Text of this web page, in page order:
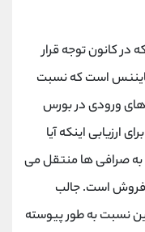
در کانون توجه قرار
است که نسبت
های ورودی در بورس
ارزیابی اینکه آیا
به صرافی ها منتقل می
فروش است. جالب
متحرک 365 روزه این نسبت به طور پیوسته